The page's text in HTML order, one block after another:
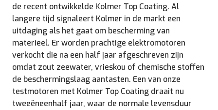
de recent ontwikkelde Kolmer Top Coating. Al
langere tijd signaleert Kolmer in de markt een
uitdaging als het gaat om bescherming van
materieel. Er worden prachtige elektromotoren
verkocht die na een half jaar afgeschreven zijn
omdat zout zeewater, vrieskou of chemische stoffen
de beschermingslaag aantasten. Een van onze
testmotoren met Kolmer Top Coating draait nu
tweeëneenhalf jaar, waar de normale levensduur